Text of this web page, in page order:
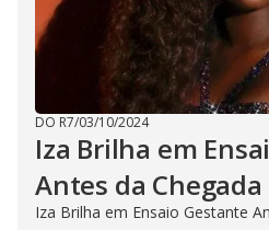
DO R7/03/10/2024
Iza Brilha em
Antes da
Iza Brilha em Ensaio Gestante